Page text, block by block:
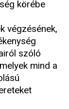
körébe
végzésének,
szóló
mind a